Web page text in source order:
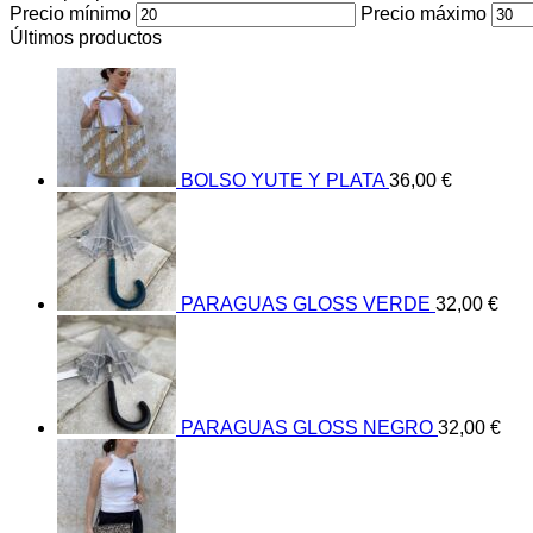
Precio mínimo
Precio máximo
Últimos productos
BOLSO YUTE Y PLATA 36,00 €
PARAGUAS GLOSS VERDE 32,00 €
PARAGUAS GLOSS NEGRO 32,00 €